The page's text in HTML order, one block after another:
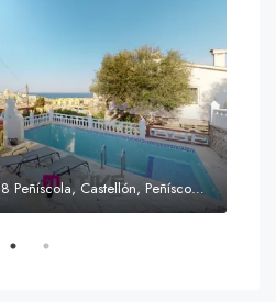
C. Guatemala, 6, 12598 Peñíscola, Castellón, Peñíscola, Communauté valencienne